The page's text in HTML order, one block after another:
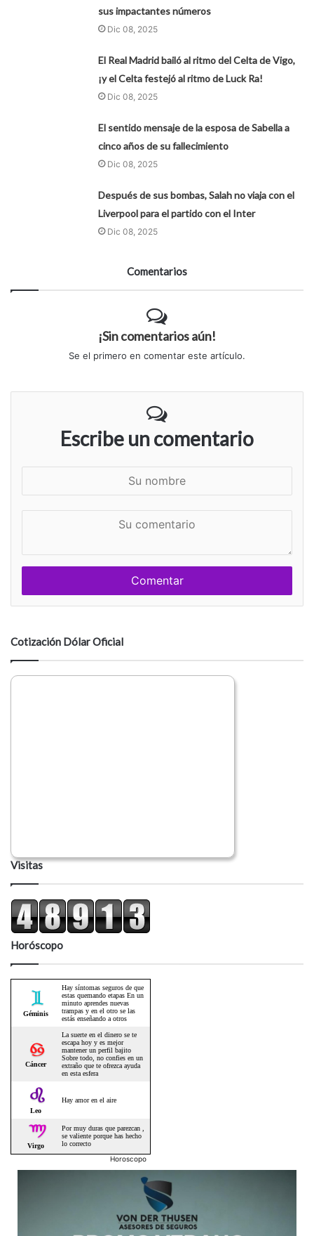
sus impactantes números
Dic 08, 2025
El Real Madrid bailó al ritmo del Celta de Vigo,
¡y el Celta festejó al ritmo de Luck Ra!
Dic 08, 2025
El sentido mensaje de la esposa de Sabella a
cinco años de su fallecimiento
Dic 08, 2025
Después de sus bombas, Salah no viaja con el
Liverpool para el partido con el Inter
Dic 08, 2025
Comentarios
¡Sin comentarios aún!
Se el primero en comentar este artículo.
Escribe un comentario
e
n
a
i
o
Cotización Dólar Oficial
Visitas
Horóscopo
Horoscopo